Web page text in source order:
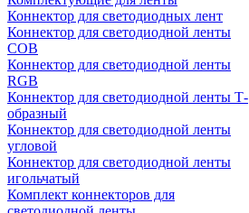
Коннектор для светодиодных лент
Коннектор для светодиодной ленты
COB
Коннектор для светодиодной ленты
RGB
Коннектор для светодиодной ленты Т-
образный
Коннектор для светодиодной ленты
угловой
Коннектор для светодиодной ленты
игольчатый
Комплект коннекторов для